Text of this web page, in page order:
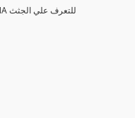
(19) تحاليل بقايا العظام وأشلاء الجثث وتحليل DNA للتعرف علي الجثث